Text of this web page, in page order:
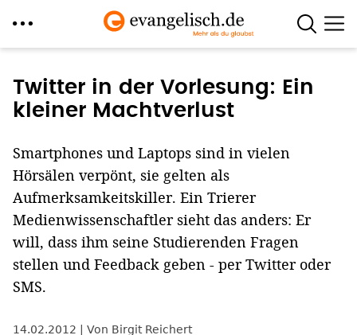
zum
Inhalt
Twitter in der Vorlesung: Ein
kleiner Machtverlust
Smartphones und Laptops sind in vielen
Hörsälen verpönt, sie gelten als
Aufmerksamkeitskiller. Ein Trierer
Medienwissenschaftler sieht das anders: Er
will, dass ihm seine Studierenden Fragen
stellen und Feedback geben - per Twitter oder
SMS.
14.02.2012 Von Birgit Reichert